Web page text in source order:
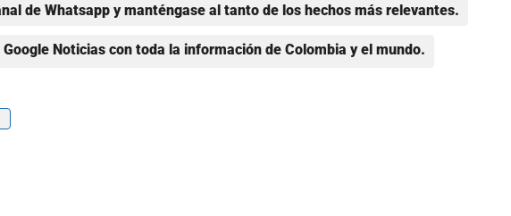
de Whatsapp y manténgase al tanto de los hechos más relevantes.
Noticias con toda la información de Colombia y el mundo.